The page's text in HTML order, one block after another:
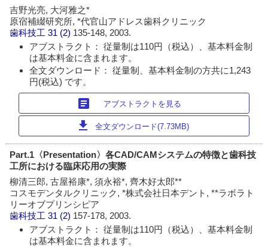
吉野光亮, 大河雅之*
原宿補綴研究所, *代官山アドレス歯科クリニック
歯科技工 31 (2) 135-148, 2003.
アブストラクト： 従量制は110円（税込）、基本料金制
は基本料金に含まれます。
全文ダウンロード： 従量制、基本料金制の方共に1,243
円(税込) です。
article アブストラクトを見る
download 全文ダウンロード(7.73MB)
Part.1〈Presentation〉各CAD/CAMシステムの特徴と歯科技
工所における臨床応用の実際
柳清三郎, 古屋裕康*, 須永裕*, 齊木好太郎**
コスモデンタルクリニック, *株式会社日本デント, **ラボラト
リーオブプリンシピア
歯科技工 31 (2) 157-178, 2003.
アブストラクト： 従量制は110円（税込）、基本料金制
は基本料金に含まれます。